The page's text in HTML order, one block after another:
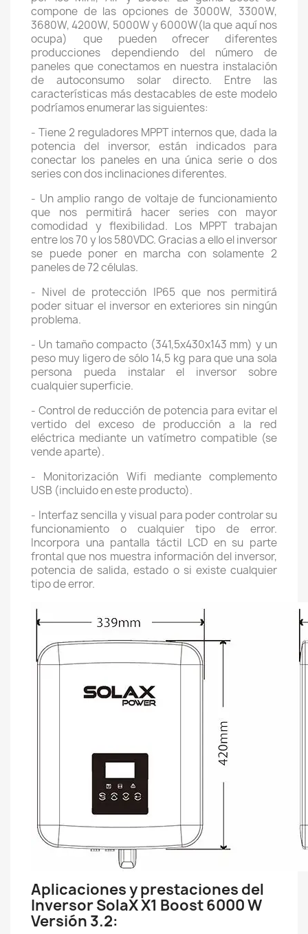
compone de las opciones de 3000W, 3300W,
3680W, 4200W, 5000W y 6000W(la que aquí nos
ocupa) que pueden ofrecer diferentes
producciones dependiendo del número de
paneles que conectamos en nuestra instalación
de autoconsumo solar directo. Entre las
características más destacables de este modelo
podríamos enumerar las siguientes:
- Tiene 2 reguladores MPPT internos que, dada la
potencia del inversor, están indicados para
conectar los paneles en una única serie o dos
series con dos inclinaciones diferentes.
- Un amplio rango de voltaje de funcionamiento
que nos permitirá hacer series con mayor
comodidad y flexibilidad. Los MPPT trabajan
entre los 70 y los 580VDC. Gracias a ello el inversor
se puede poner en marcha con solamente 2
paneles de 72 células.
- Nivel de protección IP65 que nos permitirá
poder situar el inversor en exteriores sin ningún
problema.
- Un tamaño compacto (341,5x430x143 mm) y un
peso muy ligero de sólo 14,5 kg para que una sola
persona pueda instalar el inversor sobre
cualquier superficie.
- Control de reducción de potencia para evitar el
vertido del exceso de producción a la red
eléctrica mediante un vatímetro compatible (se
vende aparte).
- Monitorización Wifi mediante complemento
USB (incluido en este producto).
- Interfaz sencilla y visual para poder controlar su
funcionamiento o cualquier tipo de error.
Incorpora una pantalla táctil LCD en su parte
frontal que nos muestra información del inversor,
potencia de salida, estado o si existe cualquier
tipo de error.
Aplicaciones y prestaciones del
Inversor SolaX X1 Boost 6000 W
Versión 3.2: